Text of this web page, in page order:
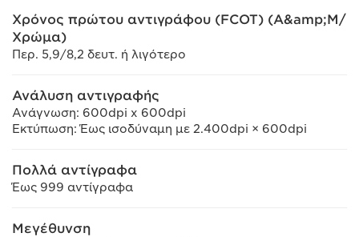
Χρόνος πρώτου αντιγράφου (FCOT) (Α&amp;Μ/
Χρώμα)
Περ. 5,9/8,2 δευτ. ή λιγότερο
Ανάλυση αντιγραφής
Ανάγνωση: 600dpi x 600dpi
Εκτύπωση: Έως ισοδύναμη με 2.400dpi × 600dpi
Πολλά αντίγραφα
Έως 999 αντίγραφα
Μεγέθυνση